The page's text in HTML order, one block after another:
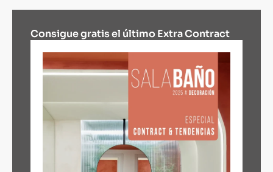
Consigue gratis el último Extra Contract